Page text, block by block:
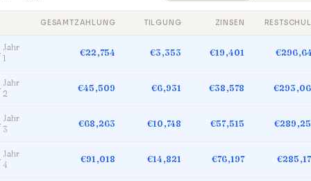
GESAMTZAHLUNG TILGUNG ZINSEN
Jahr
1
€22,754 €3,353 €19,401
Jahr
2
€45,509 €6,931 €38,578
Jahr
3
€68,263 €10,748 €57,515
Jahr
4
€91,018 €14,821 €76,197